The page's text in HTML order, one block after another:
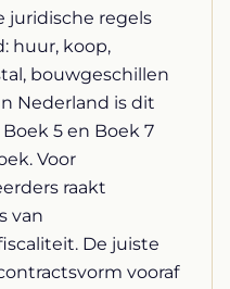
juridische regels
huur, koop,
bouwgeschillen
Nederland is dit
5 en Boek 7
Voor
raakt
van
De juiste
vooraf